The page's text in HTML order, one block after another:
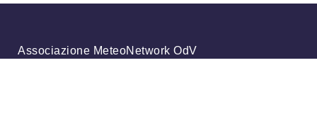
Associazione MeteoNetwork OdV